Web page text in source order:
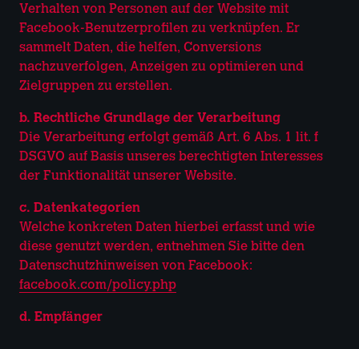
Verhalten von Personen auf der Website mit
Facebook-Benutzerprofilen zu verknüpfen. Er
sammelt Daten, die helfen, Conversions
nachzuverfolgen, Anzeigen zu optimieren und
Zielgruppen zu erstellen.
b. Rechtliche Grundlage der Verarbeitung
Die Verarbeitung erfolgt gemäß Art. 6 Abs. 1 lit. f
DSGVO auf Basis unseres berechtigten Interesses
der Funktionalität unserer Website.
c. Datenkategorien
Welche konkreten Daten hierbei erfasst und wie
diese genutzt werden, entnehmen Sie bitte den
Datenschutzhinweisen von Facebook:
facebook.com/policy.php
d. Empfänger